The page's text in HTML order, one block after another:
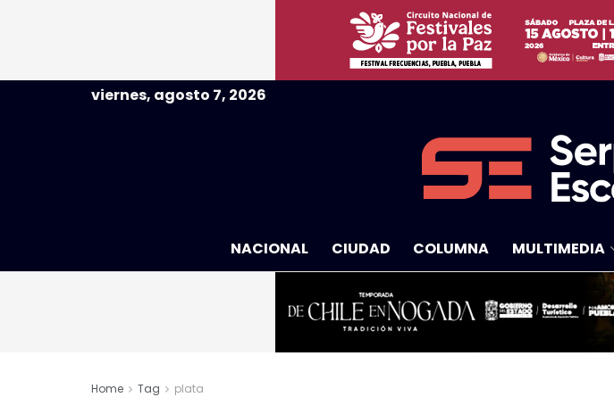
viernes, agosto 7, 2026
NACIONAL CIUDAD COLUMNA MULTIMEDIA
Home Tag plata